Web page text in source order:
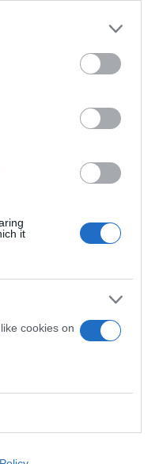
it
cookies on
που αποτυπώνεται στο